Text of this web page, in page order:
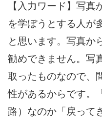
【入力ワード】写
を学ぼうとする人が
と思います。写真か
勧めできません。写
取ったものなので、
性があるからです。
路）なのか「戻って